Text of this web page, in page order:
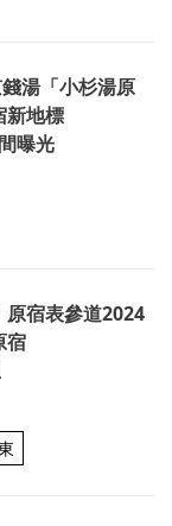
錢湯「小杉湯原
新地標
曝光
原宿表參道2024
宿